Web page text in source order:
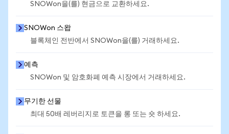
SNOWon을(를) 현금으로 교환하세요.
SNOWon 스왑
블록체인 전반에서 SNOWon을(를) 거래하세요.
예측
SNOWon 및 암호화폐 예측 시장에서 거래하세요.
무기한 선물
최대 50배 레버리지로 토큰을 롱 또는 숏 하세요.